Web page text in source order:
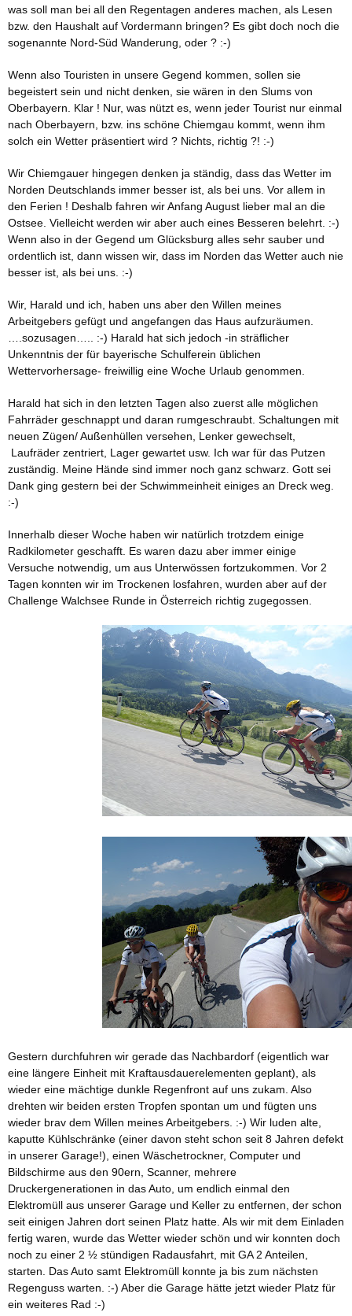
was soll man bei all den Regentagen anderes machen, als Lesen
bzw. den Haushalt auf Vordermann bringen? Es gibt doch noch die
sogenannte Nord-Süd Wanderung, oder ? :-)
Wenn also Touristen in unsere Gegend kommen, sollen sie
begeistert sein und nicht denken, sie wären in den Slums von
Oberbayern. Klar ! Nur, was nützt es, wenn jeder Tourist nur einmal
nach Oberbayern, bzw. ins schöne Chiemgau kommt, wenn ihm
solch ein Wetter präsentiert wird ? Nichts, richtig ?! :-)
Wir Chiemgauer hingegen denken ja ständig, dass das Wetter im
Norden Deutschlands immer besser ist, als bei uns. Vor allem in
den Ferien ! Deshalb fahren wir Anfang August lieber mal an die
Ostsee. Vielleicht werden wir aber auch eines Besseren belehrt. :-)
Wenn also in der Gegend um Glücksburg alles sehr sauber und
ordentlich ist, dann wissen wir, dass im Norden das Wetter auch nie
besser ist, als bei uns. :-)
Wir, Harald und ich, haben uns aber den Willen meines
Arbeitgebers gefügt und angefangen das Haus aufzuräumen.
….sozusagen….. :-) Harald hat sich jedoch -in sträflicher
Unkenntnis der für bayerische Schulferein üblichen
Wettervorhersage- freiwillig eine Woche Urlaub genommen.
Harald hat sich in den letzten Tagen also zuerst alle möglichen
Fahrräder geschnappt und daran rumgeschraubt. Schaltungen mit
neuen Zügen/ Außenhüllen versehen, Lenker gewechselt,
Laufräder zentriert, Lager gewartet usw. Ich war für das Putzen
zuständig. Meine Hände sind immer noch ganz schwarz. Gott sei
Dank ging gestern bei der Schwimmeinheit einiges an Dreck weg.
:-)
Innerhalb dieser Woche haben wir natürlich trotzdem einige
Radkilometer geschafft. Es waren dazu aber immer einige
Versuche notwendig, um aus Unterwössen fortzukommen. Vor 2
Tagen konnten wir im Trockenen losfahren, wurden aber auf der
Challenge Walchsee Runde in Österreich richtig zugegossen.
Gestern durchfuhren wir gerade das Nachbardorf (eigentlich war
eine längere Einheit mit Kraftausdauerelementen geplant), als
wieder eine mächtige dunkle Regenfront auf uns zukam. Also
drehten wir beiden ersten Tropfen spontan um und fügten uns
wieder brav dem Willen meines Arbeitgebers. :-) Wir luden alte,
kaputte Kühlschränke (einer davon steht schon seit 8 Jahren defekt
in unserer Garage!), einen Wäschetrockner, Computer und
Bildschirme aus den 90ern, Scanner, mehrere
Druckergenerationen in das Auto, um endlich einmal den
Elektromüll aus unserer Garage und Keller zu entfernen, der schon
seit einigen Jahren dort seinen Platz hatte. Als wir mit dem Einladen
fertig waren, wurde das Wetter wieder schön und wir konnten doch
noch zu einer 2 ½ stündigen Radausfahrt, mit GA 2 Anteilen,
starten. Das Auto samt Elektromüll konnte ja bis zum nächsten
Regenguss warten. :-) Aber die Garage hätte jetzt wieder Platz für
ein weiteres Rad :-)